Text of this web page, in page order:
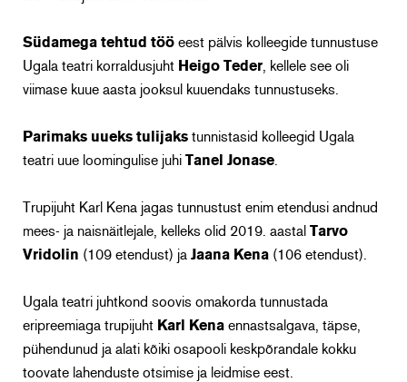
Südamega tehtud töö eest pälvis kolleegide tunnustuse
Ugala teatri korraldusjuht Heigo Teder , kellele see oli
viimase kuue aasta jooksul kuuendaks tunnustuseks.
Parimaks uueks tulijaks tunnistasid kolleegid Ugala
teatri uue loomingulise juhi Tanel Jonase
Trupijuht Karl Kena jagas tunnustust enim etendusi andnud
mees- ja naisnäitlejale, kelleks olid 2019. aastal Tarvo
Vridolin (109 etendust) ja Jaana Kena (106 etendust).
Ugala teatri juhtkond soovis omakorda tunnustada
eripreemiaga trupijuht Karl Kena ennastsalgava, täpse,
pühendunud ja alati kõiki osapooli keskpõrandale kokku
toovate lahenduste otsimise ja leidmise eest.